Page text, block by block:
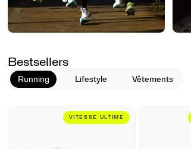
Bestsellers
Running Lifestyle Vêtements
VITESSE ULTIME